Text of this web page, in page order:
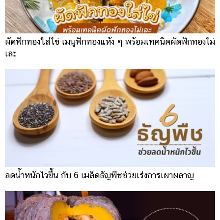
ผัดฟักทองใส่ไข่ เมนูฟักทองแห้ง ๆ พร้อมเทคนิคผัดฟักทองไม่
เละ
ลดน้ำหนักไวขึ้น กับ 6 เมล็ดธัญพืชช่วยเร่งการเผาผลาญ